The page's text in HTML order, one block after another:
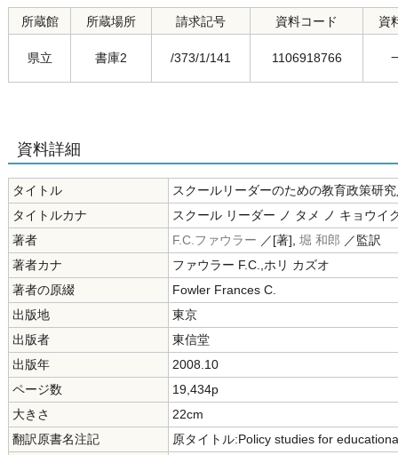
所蔵館 所蔵場所 請求記号 資料コード 資
県立 書庫2 /373/1/141 1106918766
資料詳細
タイトル
スクールリーダーのための教育政策研
タイトルカナ
スクール リーダー ノ タメ ノ キョウイ
著者
F.C.ファウラー ／[著], 堀 和郎 ／監訳
著者カナ
ファウラー F.C.,ホリ カズオ
著者の原綴
Fowler Frances C.
出版地
東京
出版者
東信堂
出版年
2008.10
ページ数
19,434p
大きさ
22cm
翻訳原書名注記
原タイトル:Policy studies for